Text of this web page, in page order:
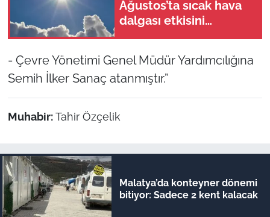
Ağustos’ta sıcak hava
dalgası etkisini
sürdürüyor
- Çevre Yönetimi Genel Müdür Yardımcılığına
Semih İlker Sanaç atanmıştır.”
Muhabir: Tahir Özçelik
Malatya’da konteyner dönemi
bitiyor: Sadece 2 kent kalacak